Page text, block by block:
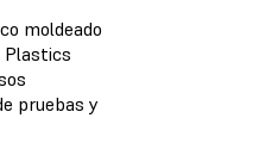
moldeado
Plastics
pruebas y